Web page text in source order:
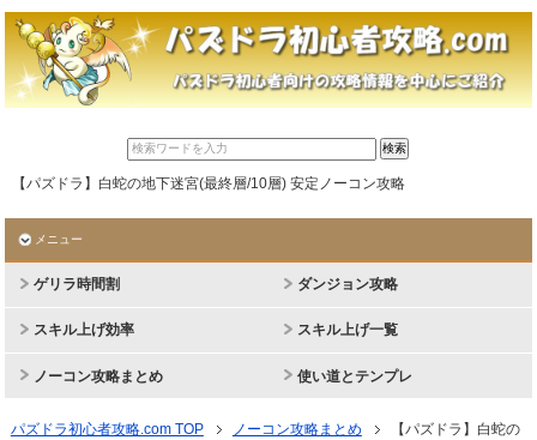
【パズドラ】白蛇の地下迷宮(最終層/10層) 安定ノーコン攻略
メニュー
ゲリラ時間割 ダンジョン攻略
スキル上げ効率 スキル上げ一覧
ノーコン攻略まとめ 使い道とテンプレ
パズドラ初心者攻略.com TOP ノーコン攻略まとめ
【パズドラ】白蛇の